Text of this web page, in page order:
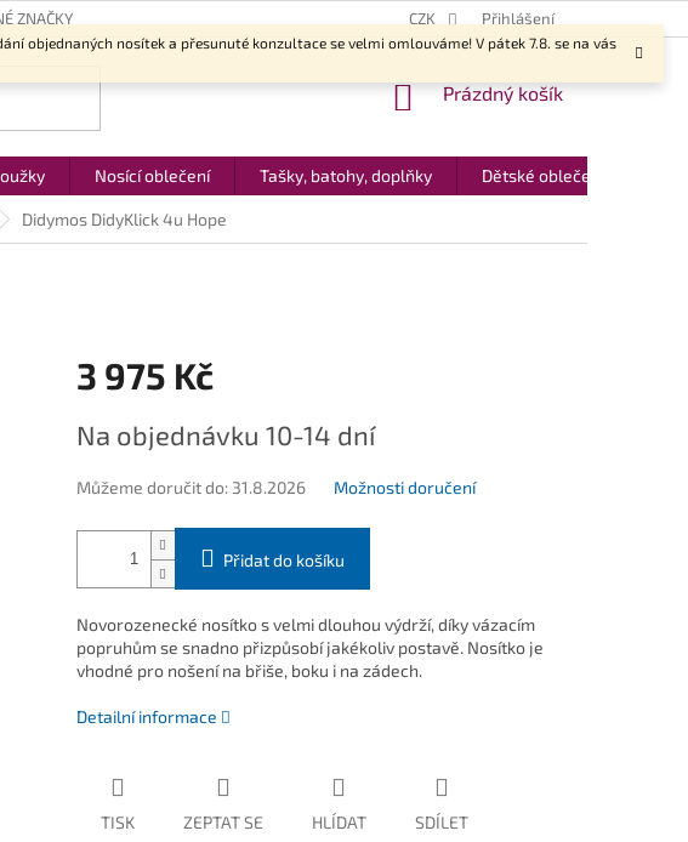
objednaných nosítek a přesunuté konzultace se velmi omlouváme! V pátek 7.8. se na vás
ZNAČKY CZK Přihlášení
NÁKUPNÍ
Prázdný košík
Nosící oblečení Tašky, batohy, doplňky Dětské oblečení
Didymos DidyKlick 4u Hope
3 975 Kč
cena:
Na objednávku 10-14 dní
Můžeme doručit do: 31.8.2026 Možnosti doručení
Přidat do košíku
Novorozenecké nosítko s velmi dlouhou výdrží, díky vázacím
popruhům se snadno přizpůsobí jakékoliv postavě. Nosítko je
vhodné pro nošení na břiše, boku i na zádech.
Detailní informace
TISK ZEPTAT SE HLÍDAT SDÍLET